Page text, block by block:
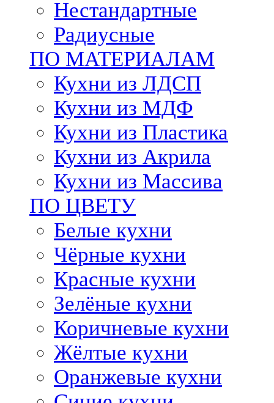
Нестандартные
Радиусные
ПО МАТЕРИАЛАМ
Кухни из ЛДСП
Кухни из МДФ
Кухни из Пластика
Кухни из Акрила
Кухни из Массива
ПО ЦВЕТУ
Белые кухни
Чёрные кухни
Красные кухни
Зелёные кухни
Коричневые кухни
Жёлтые кухни
Оранжевые кухни